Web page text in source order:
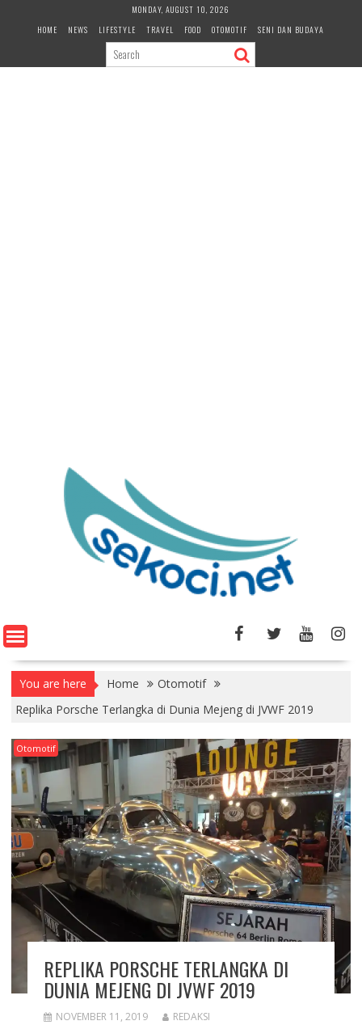
MONDAY, AUGUST 10, 2026
HOME
NEWS LIFESTYLE TRAVEL FOOD OTOMOTIF SENI DAN BUDAYA
You are here Home
Otomotif
Replika Porsche Terlangka di Dunia Mejeng di JVWF 2019
Otomotif
REPLIKA PORSCHE TERLANGKA DI
DUNIA MEJENG DI JVWF 2019
NOVEMBER 11, 2019 REDAKSI